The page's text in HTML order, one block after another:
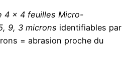
4 x 4 feuilles Micro-
9, 3 microns identifiables par
= abrasion proche du